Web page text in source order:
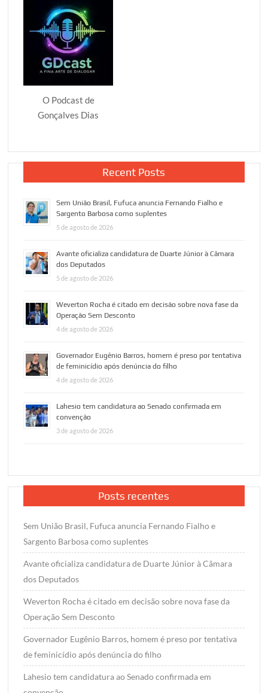
O Podcast de
Gonçalves Dias
Recent Posts
Sem União Brasil, Fufuca anuncia Fernando Fialho e
Sargento Barbosa como suplentes
5 de agosto de 2026
Avante oficializa candidatura de Duarte Júnior à Câmara
dos Deputados
5 de agosto de 2026
Weverton Rocha é citado em decisão sobre nova fase da
Operação Sem Desconto
4 de agosto de 2026
Governador Eugênio Barros, homem é preso por tentativa
de feminicídio após denúncia do filho
4 de agosto de 2026
Lahesio tem candidatura ao Senado confirmada em
convenção
3 de agosto de 2026
Posts recentes
Sem União Brasil, Fufuca anuncia Fernando Fialho e
Sargento Barbosa como suplentes
Avante oficializa candidatura de Duarte Júnior à Câmara
dos Deputados
Weverton Rocha é citado em decisão sobre nova fase da
Operação Sem Desconto
Governador Eugênio Barros, homem é preso por tentativa
de feminicídio após denúncia do filho
Lahesio tem candidatura ao Senado confirmada em